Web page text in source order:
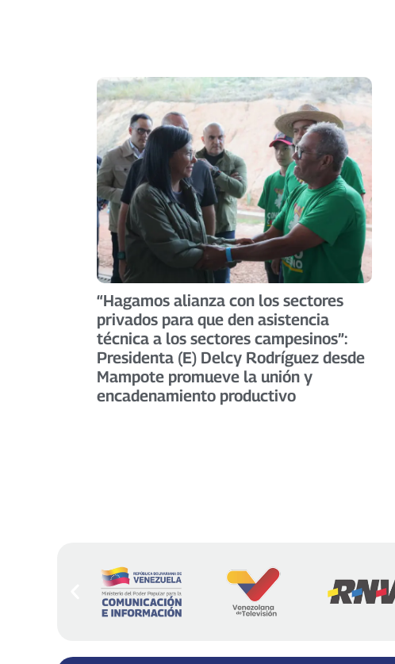
“Hagamos alianza con los sectores
privados para que den asistencia
técnica a los sectores campesinos”:
Presidenta (E) Delcy Rodríguez desde
Mampote promueve la unión y
encadenamiento productivo